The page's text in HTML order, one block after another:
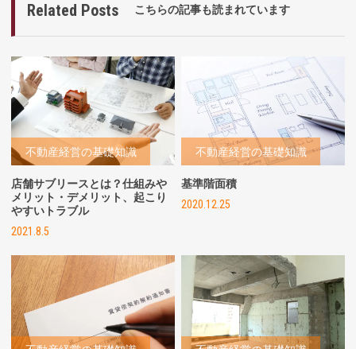
Related Posts こちらの記事も読まれています
不動産経営の基礎知識
店舗サブリースとは？仕組みや
メリット・デメリット、起こり
やすいトラブル
2021.8.5
不動産経営の基礎知識
基準階面積
2020.12.25